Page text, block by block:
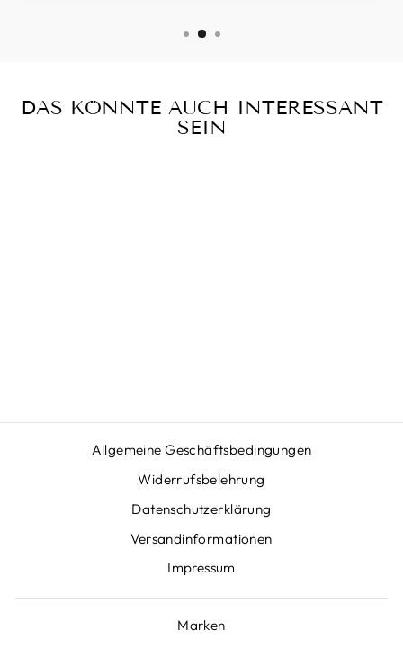
DAS KÖNNTE AUCH INTERESSANT
SEIN
Allgemeine Geschäftsbedingungen
Widerrufsbelehrung
Datenschutzerklärung
Versandinformationen
Impressum
Marken